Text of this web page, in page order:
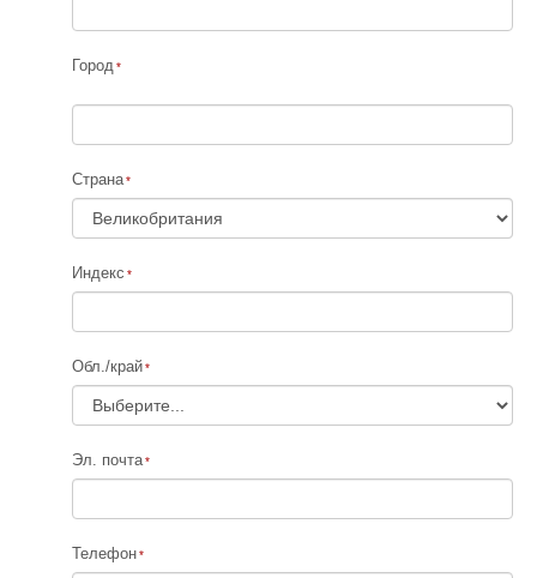
Город
Страна
Индекс
Обл./край
Эл. почта
Телефон